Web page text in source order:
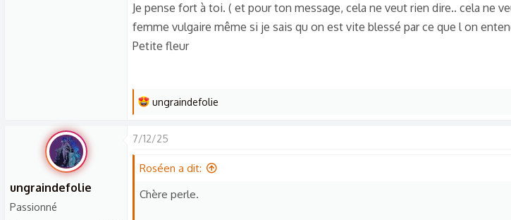
Je pense fort à toi. ( et pour ton message, cela ne veut rien dire.. cela ne
femme vulgaire même si je sais qu on est vite blessé par ce que l on
Petite fleur
L
s
é
c
ungraindefolie
ungraindefolie
Passionné
7/12/25
Roséen a dit:
Chère perle.